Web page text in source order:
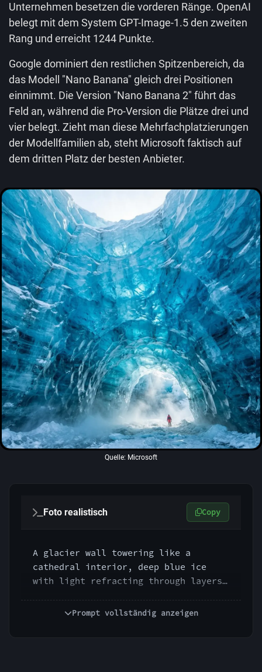
Unternehmen besetzen die vorderen Ränge. OpenAI
belegt mit dem System GPT-Image-1.5 den zweiten
Rang und erreicht 1244 Punkte.
Google dominiert den restlichen Spitzenbereich, da
das Modell "Nano Banana" gleich drei Positionen
einnimmt. Die Version "Nano Banana 2" führt das
Feld an, während die Pro-Version die Plätze drei und
vier belegt. Zieht man diese Mehrfachplatzierungen
der Modellfamilien ab, steht Microsoft faktisch auf
dem dritten Platz der besten Anbieter.
Quelle: Microsoft
Foto realistisch Copy
A glacier wall towering like a
cathedral interior, deep blue ice
with light refracting through layers,
cinematic, cold mist in air, hyper-
Prompt vollständig anzeigen